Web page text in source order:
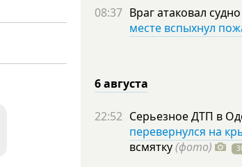
08:37 Враг атаковал
месте вспыхнул
6 августа
22:52 Серьезное ДТП в
перевернулся на
всмятку(фото)